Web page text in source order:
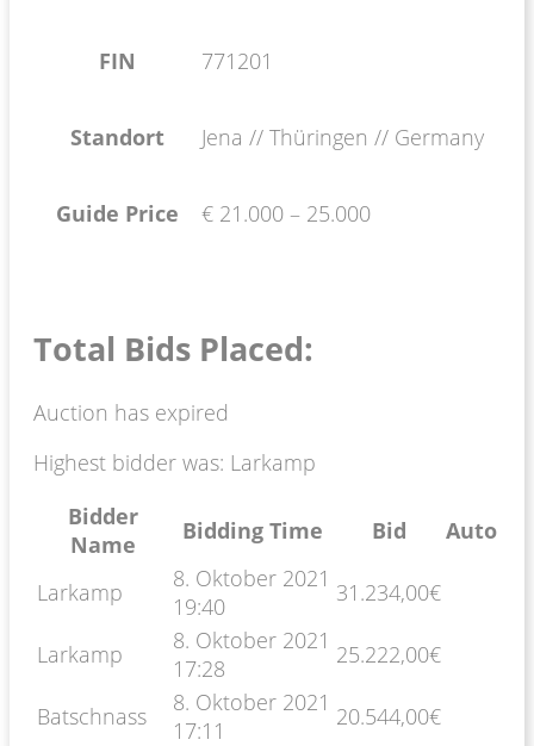
FIN 771201
Standort Jena // Thüringen // Germany
Guide Price € 21.000 – 25.000
Total Bids Placed:
Auction has expired
Highest bidder was: Larkamp
Bidder
Name
Bidding Time Bid Auto
Larkamp
8. Oktober 2021
19:40
31.234,00€
Larkamp
8. Oktober 2021
17:28
25.222,00€
Batschnass
8. Oktober 2021
17:11
20.544,00€